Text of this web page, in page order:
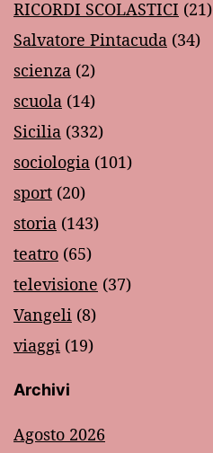
RICORDI SCOLASTICI (21)
Salvatore Pintacuda (34)
scienza (2)
scuola (14)
Sicilia (332)
sociologia (101)
sport (20)
storia (143)
teatro (65)
televisione (37)
Vangeli (8)
viaggi (19)
Archivi
Agosto 2026